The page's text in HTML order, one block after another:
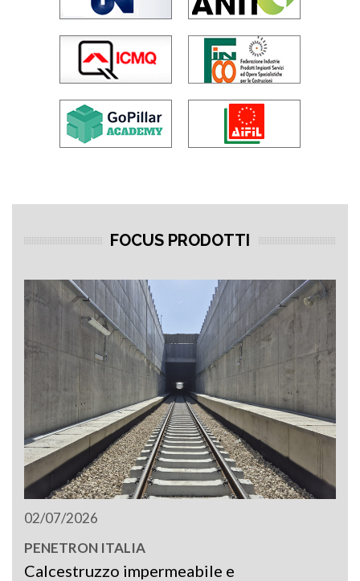
FOCUS PRODOTTI
02/07/2026
PENETRON ITALIA
Calcestruzzo impermeabile e